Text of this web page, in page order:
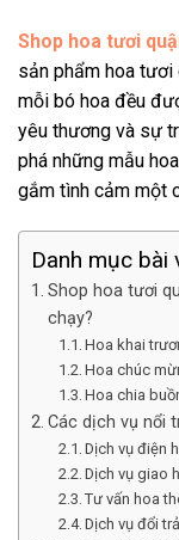
Shop hoa tươi
sản phẩm hoa tươi
mỗi bó hoa đều
yêu thương và sự
phá những mẫu
gắm tình cảm một
Danh mục bài
Shop hoa tươi
chạy?
Hoa khai
Hoa chúc
Hoa chia
Các dịch vụ nổi
Dịch vụ điện
Dịch vụ giao
Tư vấn hoa
Dịch vụ đổi